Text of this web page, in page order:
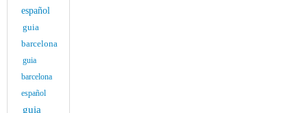
español
guia
barcelona
guia
barcelona
español
guia